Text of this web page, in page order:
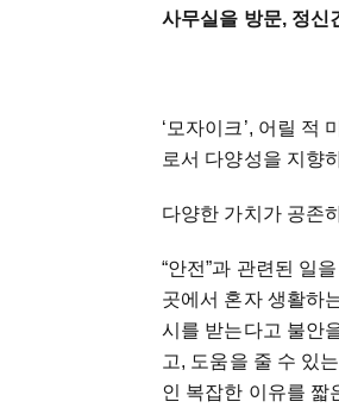
사무실을 방문, 정신
‘모자이크’, 어릴 적
로서 다양성을 지향
다양한 가치가 공존
“안전”과 관련된 일
곳에서 혼자 생활하
시를 받는다고 불안
고, 도움을 줄 수 있
인 복잡한 이유를 짧